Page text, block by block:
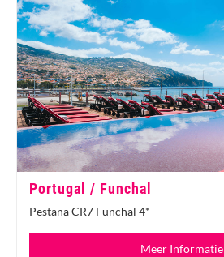
Portugal / Funchal
Pestana CR7 Funchal 4*
Meer Informatie